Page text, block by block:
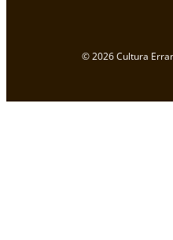
© 2026 Cultura